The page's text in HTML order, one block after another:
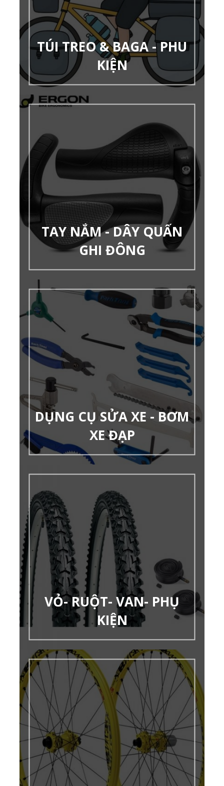
TÚI TREO & BAGA - PHU
KIỆN
TAY NẮM - DÂY QUẤN
GHI ĐÔNG
DỤNG CỤ SỬA XE - BƠM
XE ĐẠP
VỎ- RUỘT- VAN- PHỤ
KIỆN